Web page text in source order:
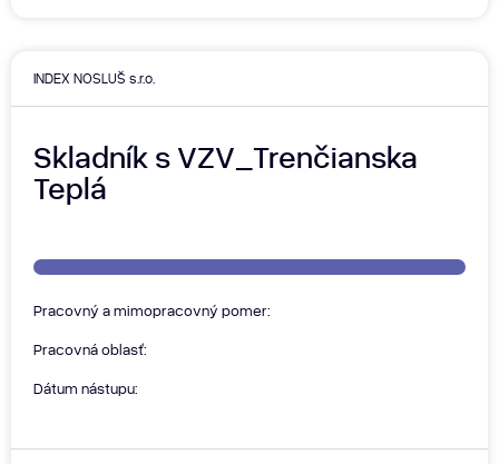
INDEX NOSLUŠ s.r.o.
Skladník s VZV_Trenčianska
Teplá
Pracovný a mimopracovný pomer:
Pracovná oblasť:
Dátum nástupu: